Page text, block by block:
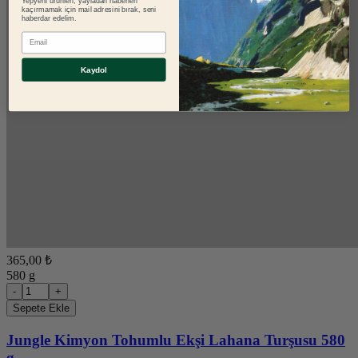
365,00 ₺
580 g
-
+
Sepete Ekle
Jungle Kimyon Tohumlu Ekşi Lahana Turşusu 580
kaçırmamak için mail adresini bırak, seni
haberdar edelim.
E-mail
Kaydol